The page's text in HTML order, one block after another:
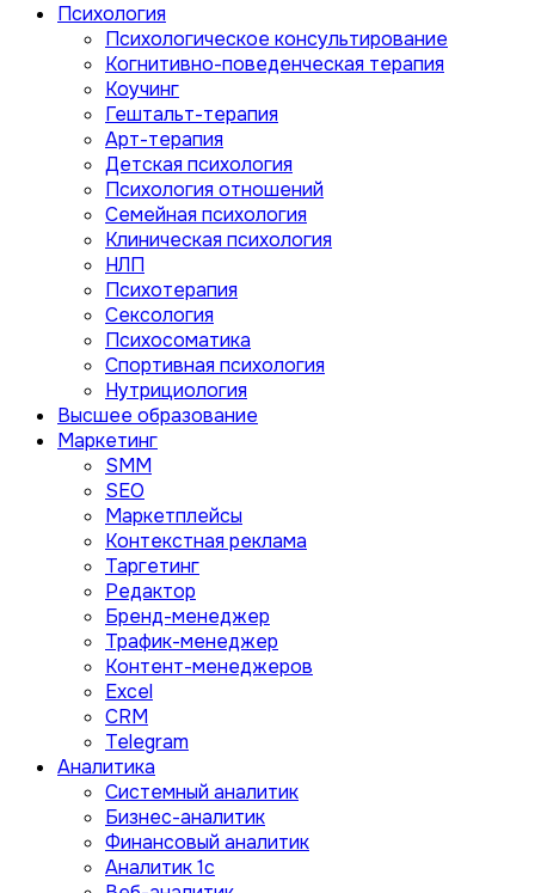
Психология
Психологическое консультирование
Когнитивно-поведенческая терапия
Коучинг
Гештальт-терапия
Арт-терапия
Детская психология
Психология отношений
Семейная психология
Клиническая психология
НЛП
Психотерапия
Сексология
Психосоматика
Спортивная психология
Нутрициология
Высшее образование
Маркетинг
SMM
SEO
Маркетплейсы
Контекстная реклама
Таргетинг
Редактор
Бренд-менеджер
Трафик-менеджер
Контент-менеджеров
Excel
CRM
Telegram
Аналитика
Системный аналитик
Бизнес-аналитик
Финансовый аналитик
Aналитик 1с